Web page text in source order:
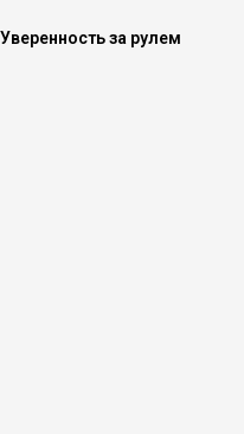
Уверенность за рулем